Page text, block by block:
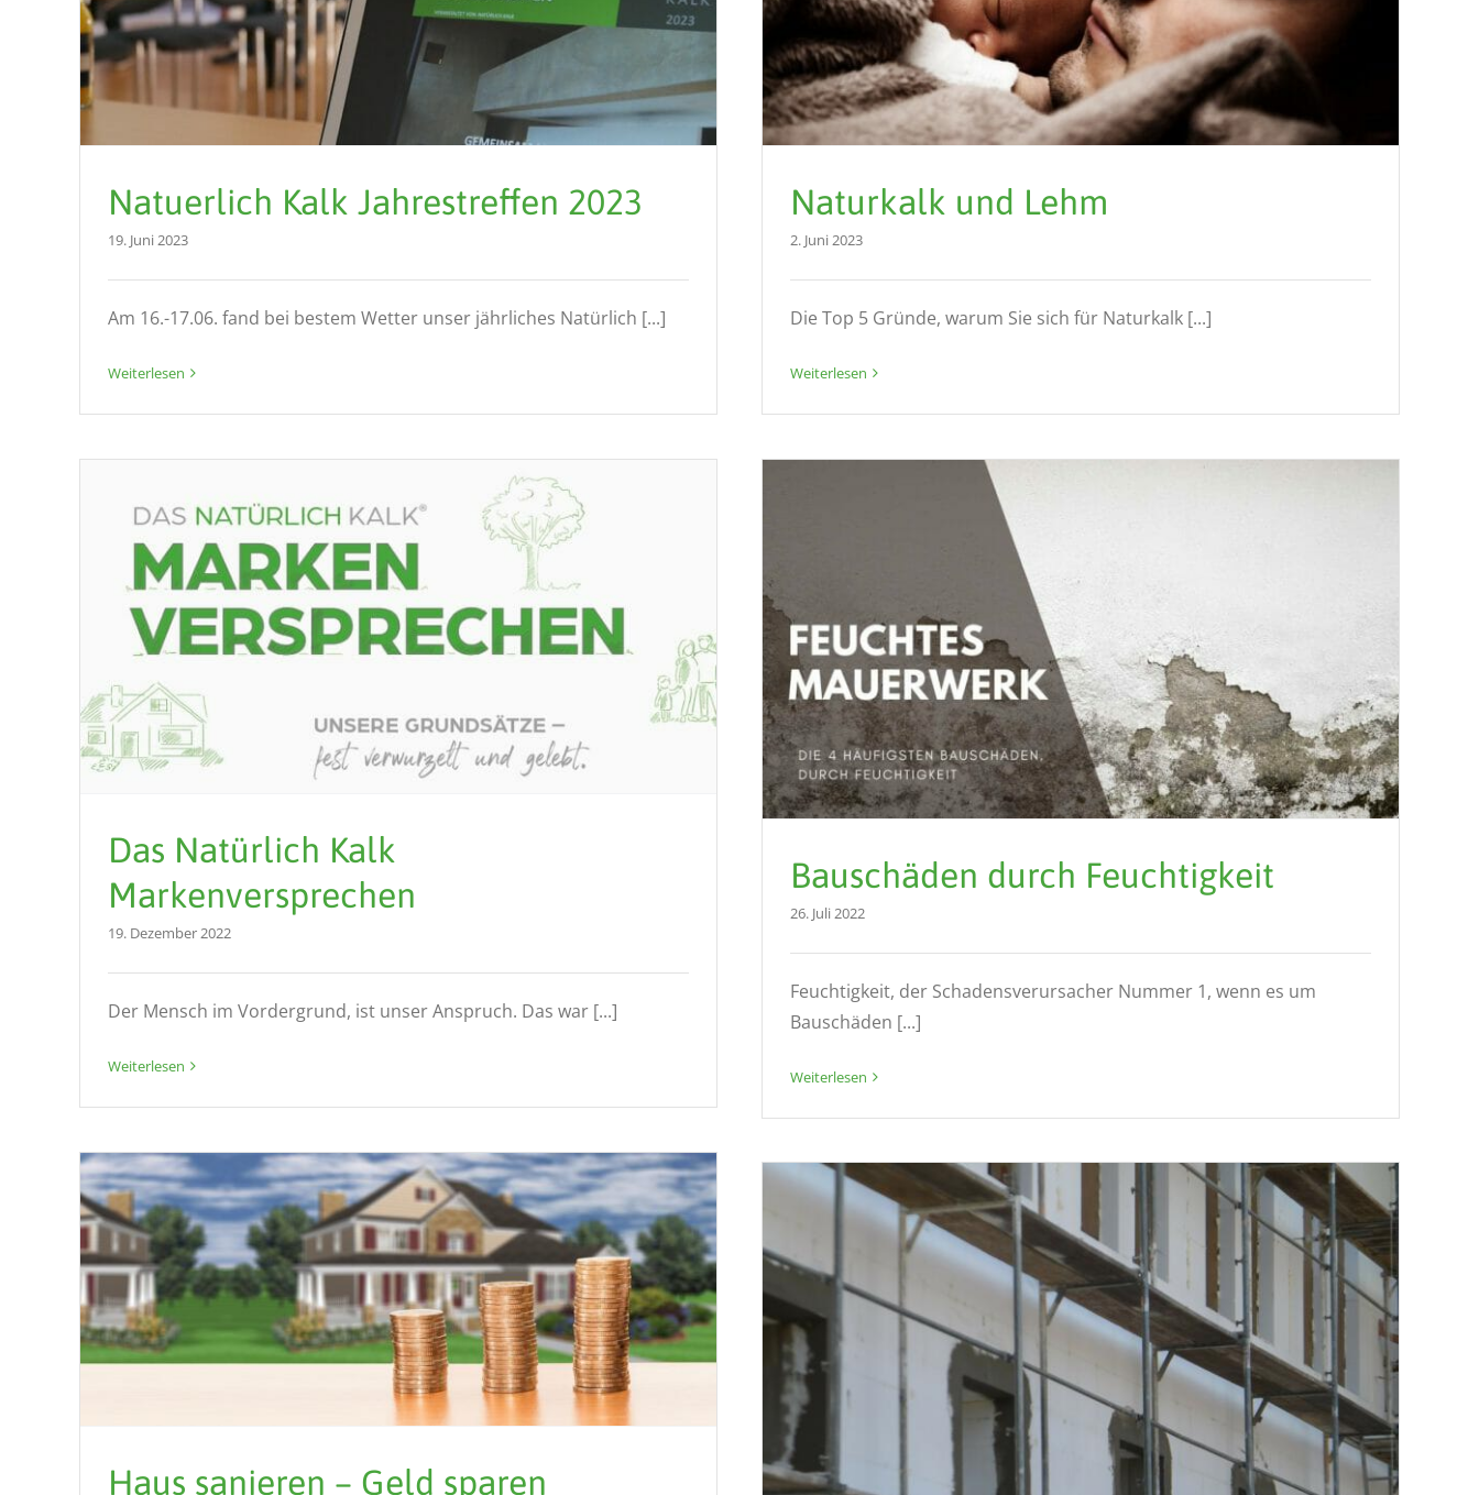
Natuerlich Kalk Jahrestreffen 2023
19. Juni 2023
Am 16.-17.06. fand bei bestem Wetter unser jährliches Natürlich [...]
Weiterlesen
Naturkalk und Lehm
2. Juni 2023
Die Top 5 Gründe, warum Sie sich für Naturkalk [...]
Weiterlesen
Das Natürlich Kalk
Markenversprechen
19. Dezember 2022
Der Mensch im Vordergrund, ist unser Anspruch. Das war [...]
Weiterlesen
Bauschäden durch Feuchtigkeit
26. Juli 2022
Feuchtigkeit, der Schadensverursacher Nummer 1, wenn es um
Bauschäden [...]
Weiterlesen
Haus sanieren – Geld sparen